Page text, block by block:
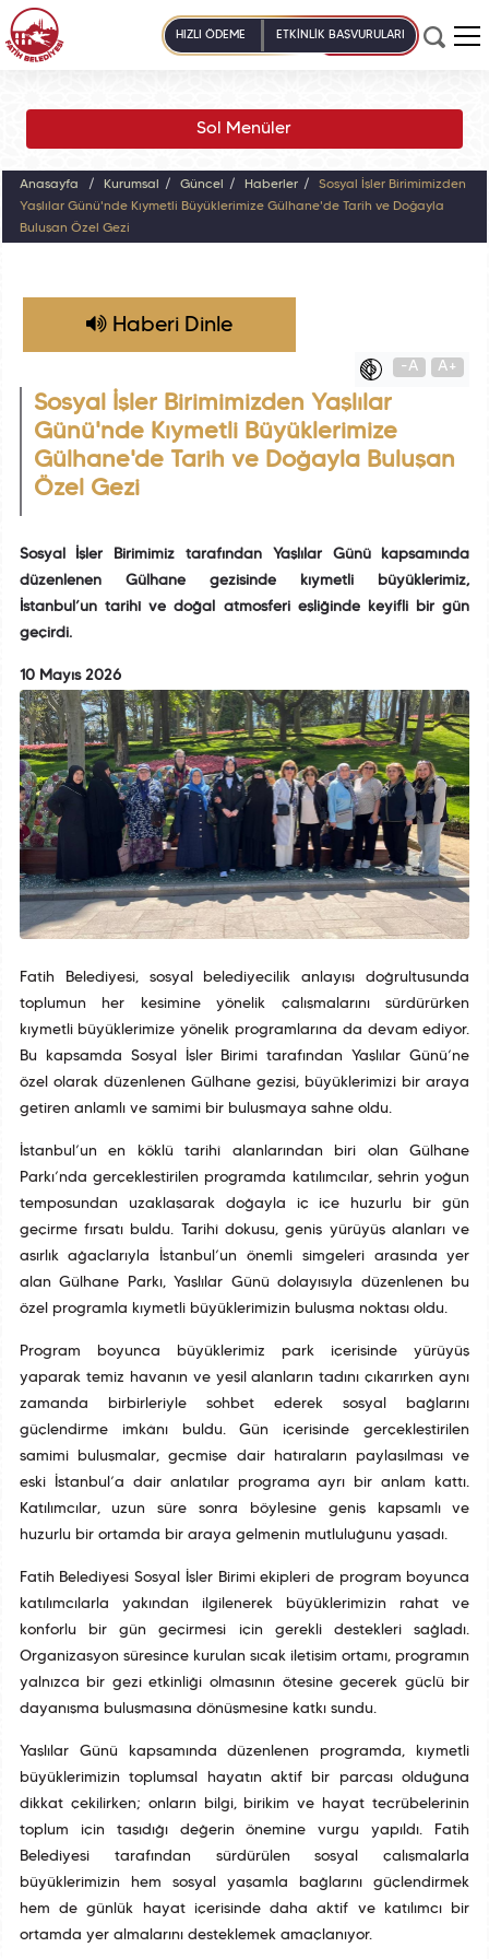
HIZLI ÖDEME ETKİNLİK BAŞVURULARI
Sol Menüler
Anasayfa Kurumsal Güncel Haberler
Sosyal İşler Birimimizden
Yaşlılar Günü'nde Kıymetli Büyüklerimize Gülhane'de Tarih ve Doğayla
Buluşan Özel Gezi
Haberi Dinle
-A A+
Sosyal İşler Birimimizden Yaşlılar
Günü'nde Kıymetli Büyüklerimize
Gülhane'de Tarih ve Doğayla Buluşan
Özel Gezi
Sosyal İşler Birimimiz tarafından Yaşlılar Günü kapsamında
düzenlenen Gülhane gezisinde kıymetli büyüklerimiz,
İstanbul’un tarihî ve doğal atmosferi eşliğinde keyifli bir gün
geçirdi.
10 Mayıs 2026
Fatih Belediyesi, sosyal belediyecilik anlayışı doğrultusunda
toplumun her kesimine yönelik çalışmalarını sürdürürken
kıymetli büyüklerimize yönelik programlarına da devam ediyor.
Bu kapsamda Sosyal İşler Birimi tarafından Yaşlılar Günü’ne
özel olarak düzenlenen Gülhane gezisi, büyüklerimizi bir araya
getiren anlamlı ve samimi bir buluşmaya sahne oldu.
İstanbul’un en köklü tarihî alanlarından biri olan Gülhane
Parkı’nda gerçekleştirilen programda katılımcılar, şehrin yoğun
temposundan uzaklaşarak doğayla iç içe huzurlu bir gün
geçirme fırsatı buldu. Tarihî dokusu, geniş yürüyüş alanları ve
asırlık ağaçlarıyla İstanbul’un önemli simgeleri arasında yer
alan Gülhane Parkı, Yaşlılar Günü dolayısıyla düzenlenen bu
özel programla kıymetli büyüklerimizin buluşma noktası oldu.
Program boyunca büyüklerimiz park içerisinde yürüyüş
yaparak temiz havanın ve yeşil alanların tadını çıkarırken aynı
zamanda birbirleriyle sohbet ederek sosyal bağlarını
güçlendirme imkânı buldu. Gün içerisinde gerçekleştirilen
samimi buluşmalar, geçmişe dair hatıraların paylaşılması ve
eski İstanbul’a dair anlatılar programa ayrı bir anlam kattı.
Katılımcılar, uzun süre sonra böylesine geniş kapsamlı ve
huzurlu bir ortamda bir araya gelmenin mutluluğunu yaşadı.
Fatih Belediyesi Sosyal İşler Birimi ekipleri de program boyunca
katılımcılarla yakından ilgilenerek büyüklerimizin rahat ve
konforlu bir gün geçirmesi için gerekli destekleri sağladı.
Organizasyon süresince kurulan sıcak iletişim ortamı, programın
yalnızca bir gezi etkinliği olmasının ötesine geçerek güçlü bir
dayanışma buluşmasına dönüşmesine katkı sundu.
Yaşlılar Günü kapsamında düzenlenen programda, kıymetli
büyüklerimizin toplumsal hayatın aktif bir parçası olduğuna
dikkat çekilirken; onların bilgi, birikim ve hayat tecrübelerinin
toplum için taşıdığı değerin önemine vurgu yapıldı. Fatih
Belediyesi tarafından sürdürülen sosyal çalışmalarla
büyüklerimizin hem sosyal yaşamla bağlarını güçlendirmek
hem de günlük hayat içerisinde daha aktif ve katılımcı bir
ortamda yer almalarını desteklemek amaçlanıyor.